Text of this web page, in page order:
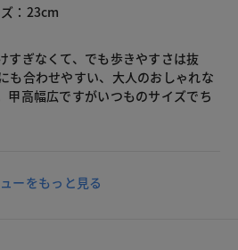
：23cm
すぎなくて、でも歩きやすさは抜
も合わせやすい、大人のおしゃれな
甲高幅広ですがいつものサイズでち
ーをもっと見る